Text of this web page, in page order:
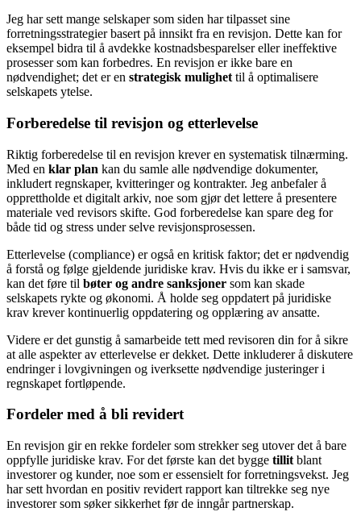
Jeg har sett mange selskaper som siden har tilpasset sine
forretningsstrategier basert på innsikt fra en revisjon. Dette kan for
eksempel bidra til å avdekke kostnadsbesparelser eller ineffektive
prosesser som kan forbedres. En revisjon er ikke bare en
nødvendighet; det er en strategisk mulighet til å optimalisere
selskapets ytelse.
Forberedelse til revisjon og etterlevelse
Riktig forberedelse til en revisjon krever en systematisk tilnærming.
Med en klar plan kan du samle alle nødvendige dokumenter,
inkludert regnskaper, kvitteringer og kontrakter. Jeg anbefaler å
opprettholde et digitalt arkiv, noe som gjør det lettere å presentere
materiale ved revisors skifte. God forberedelse kan spare deg for
både tid og stress under selve revisjonsprosessen.
Etterlevelse (compliance) er også en kritisk faktor; det er nødvendig
å forstå og følge gjeldende juridiske krav. Hvis du ikke er i samsvar,
kan det føre til bøter og andre sanksjoner som kan skade
selskapets rykte og økonomi. Å holde seg oppdatert på juridiske
krav krever kontinuerlig oppdatering og opplæring av ansatte.
Videre er det gunstig å samarbeide tett med revisoren din for å sikre
at alle aspekter av etterlevelse er dekket. Dette inkluderer å diskutere
endringer i lovgivningen og iverksette nødvendige justeringer i
regnskapet fortløpende.
Fordeler med å bli revidert
En revisjon gir en rekke fordeler som strekker seg utover det å bare
oppfylle juridiske krav. For det første kan det bygge tillit blant
investorer og kunder, noe som er essensielt for forretningsvekst. Jeg
har sett hvordan en positiv revidert rapport kan tiltrekke seg nye
investorer som søker sikkerhet før de inngår partnerskap.